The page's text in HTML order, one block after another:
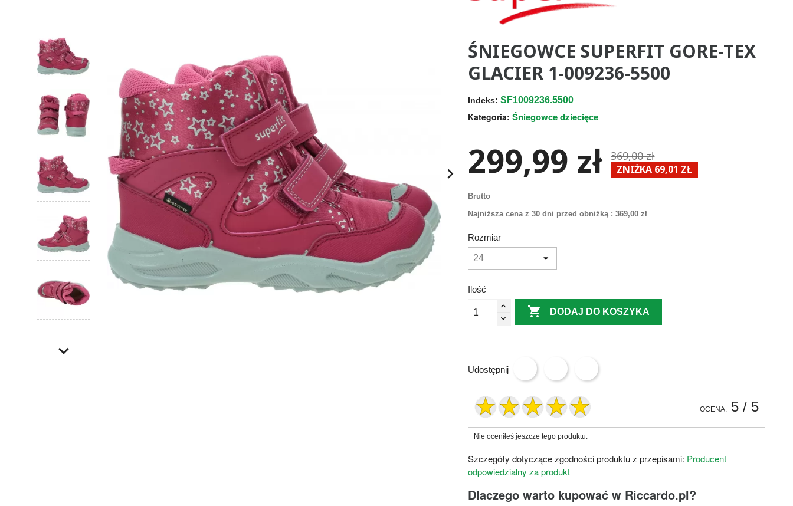

ŚNIEGOWCE SUPERFIT GORE-TEX
GLACIER 1-009236-5500
Indeks: SF1009236.5500
Kategoria: Śniegowce dziecięce
299,99 zł 369,00 zł
ZNIŻKA 69,01 ZŁ
Brutto
Najniższa cena z 30 dni przed obniżką : 369,00 zł
Rozmiar
Ilość
 DODAJ DO KOSZYKA
Udostępnij
OCENA: 5/ 5
Nie oceniłeś jeszcze tego produktu.
Szczegóły dotyczące zgodności produktu z przepisami: Producent
odpowiedzialny za produkt
Dlaczego warto kupować w Riccardo.pl?